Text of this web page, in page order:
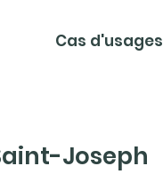
Cas d'usages
Joseph